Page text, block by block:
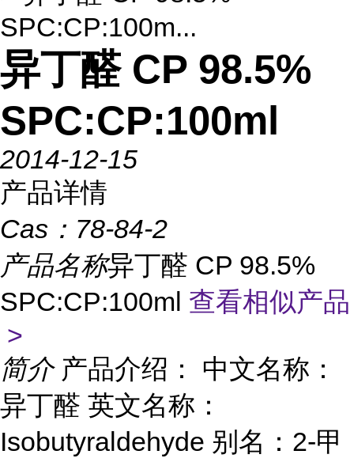
SPC:CP:100m...
异丁醛 CP 98.5%
SPC:CP:100ml
2014-12-15
产品详情
Cas： 78-84-2
产品名称异丁醛 CP 98.5%
SPC:CP:100ml 查看相似产品
>
简介 产品介绍： 中文名称：
异丁醛 英文名称：
Isobutyraldehyde 别名：2-甲